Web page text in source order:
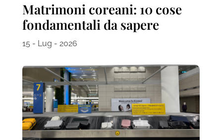
Matrimoni coreani: 10 cose
fondamentali da sapere
15 - Lug - 2026